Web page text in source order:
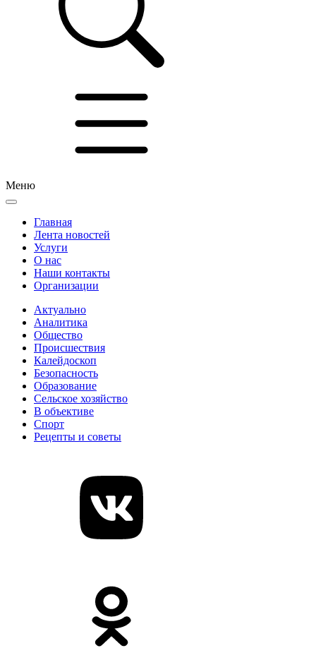
Меню
Главная
Лента новостей
Услуги
О нас
Наши контакты
Организации
Актуально
Аналитика
Общество
Происшествия
Калейдоскоп
Безопасность
Образование
Сельское хозяйство
В объективе
Спорт
Рецепты и советы